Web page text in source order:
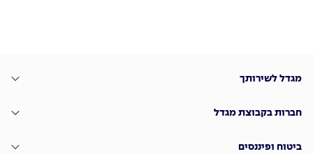
מגדל לשירותך
חברות בקבוצת מגדל
ביטוח ופיננסים